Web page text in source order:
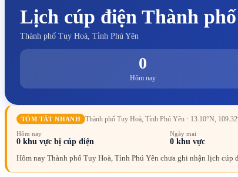
Lịch cúp điện Thành
Thành phố Tuy Hoà, Tỉnh Phú Yên
0
Hôm nay
TÓM TẮT NHANH Thành phố Tuy Hoà, Tỉnh Phú Yên · 13.10°N,
Hôm nay
0 khu vực bị cúp điện
Ngày mai
0 khu vực
Hôm nay Thành phố Tuy Hoà, Tỉnh Phú Yên chưa ghi nhận lịch